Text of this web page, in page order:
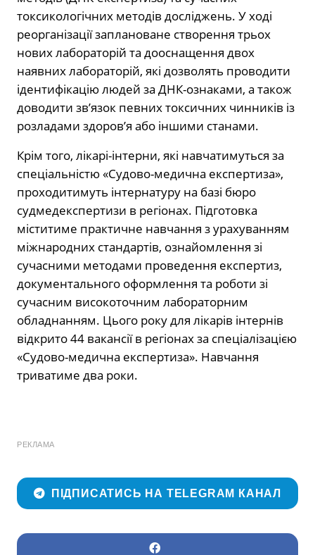
токсикологічних методів досліджень. У ході
реорганізації заплановане створення трьох
нових лабораторій та дооснащення двох
наявних лабораторій, які дозволять проводити
ідентифікацію людей за ДНК-ознаками, а також
доводити звʼязок певних токсичних чинників із
розладами здоровʼя або іншими станами.
Крім того, лікарі-інтерни, які навчатимуться за
спеціальністю «Судово-медична експертиза»,
проходитимуть інтернатуру на базі бюро
судмедекспертизи в регіонах. Підготовка
міститиме практичне навчання з урахуванням
міжнародних стандартів, ознайомлення зі
сучасними методами проведення експертиз,
документального оформлення та роботи зі
сучасним високоточним лабораторним
обладнанням. Цього року для лікарів інтернів
відкрито 44 вакансії в регіонах за спеціалізацією
«Судово-медична експертиза». Навчання
триватиме два роки.
РЕКЛАМА
ПІДПИСАТИСЬ НА TELEGRAM КАНАЛ